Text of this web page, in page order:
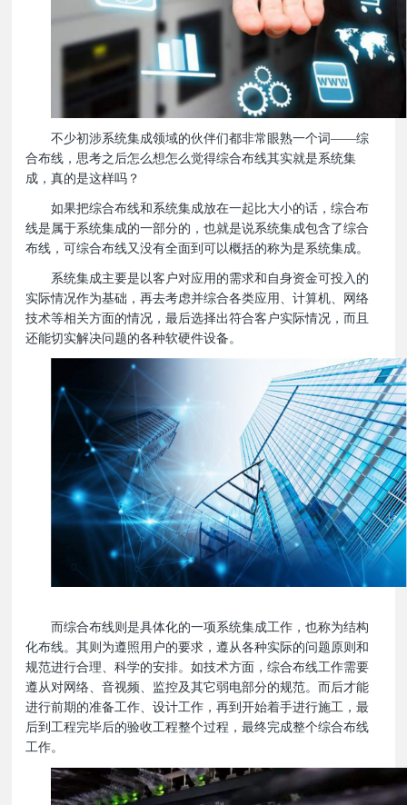
不少初涉系统集成领域的伙伴们都非常眼熟一个词——综
合布线，思考之后怎么想怎么觉得综合布线其实就是系统集
成，真的是这样吗？
如果把综合布线和系统集成放在一起比大小的话，综合布
线是属于系统集成的一部分的，也就是说系统集成包含了综合
布线，可综合布线又没有全面到可以概括的称为是系统集成。
系统集成主要是以客户对应用的需求和自身资金可投入的
实际情况作为基础，再去考虑并综合各类应用、计算机、网络
技术等相关方面的情况，最后选择出符合客户实际情况，而且
还能切实解决问题的各种软硬件设备。
而综合布线则是具体化的一项系统集成工作，也称为结构
化布线。其则为遵照用户的要求，遵从各种实际的问题原则和
规范进行合理、科学的安排。如技术方面，综合布线工作需要
遵从对网络、音视频、监控及其它弱电部分的规范。而后才能
进行前期的准备工作、设计工作，再到开始着手进行施工，最
后到工程完毕后的验收工程整个过程，最终完成整个综合布线
工作。